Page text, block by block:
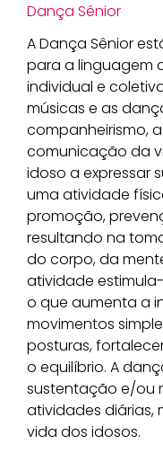
Dança Sênior
A Dança Sênior
para a linguagem
individual e
músicas e as
companheirismo,
comunicação da
idoso a expressar
uma atividade
promoção,
resultando na
do corpo, da
atividade
o que aumenta a
movimentos
posturas,
o equilíbrio. A
sustentação e/ou
atividades diárias,
vida dos idosos.